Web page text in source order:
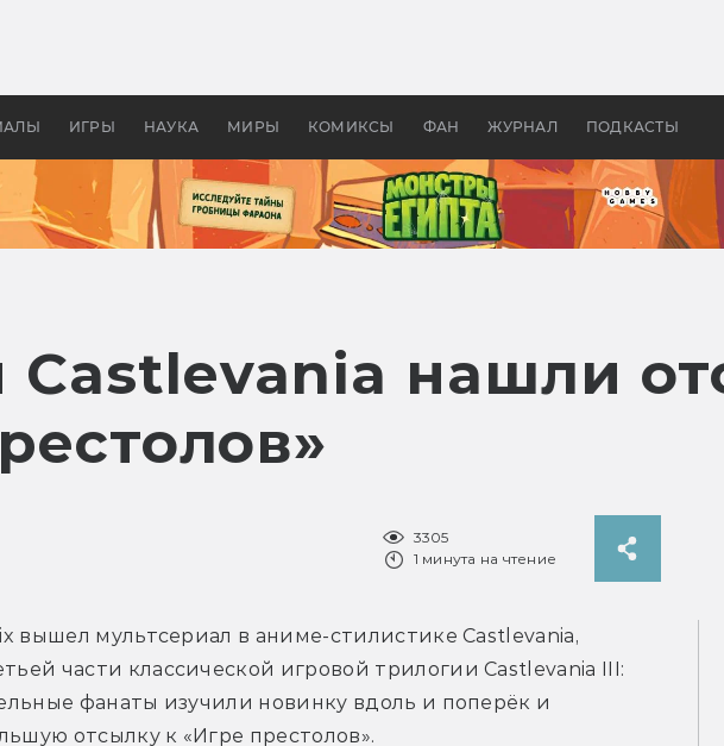
ИГРЫ НАУКА МИРЫ КОМИКСЫ ФАН ЖУРНАЛ ПОДКАСТЫ
бы «Властелина колец»
Древней Грецией
Castlevania нашли
3305
1 минута на чтение
вышел мультсериал в аниме-стилистике Castlevania,
части классической игровой трилогии Castlevania III:
отсылку к «Игре престолов».